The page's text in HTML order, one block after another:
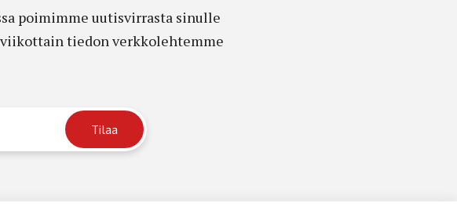
poimimme uutisvirrasta sinulle
viikottain tiedon verkkolehtemme